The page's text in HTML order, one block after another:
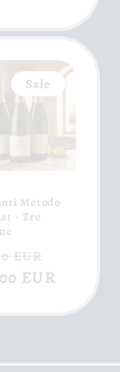
Sale
Metodo
- Tre
EUR
EUR